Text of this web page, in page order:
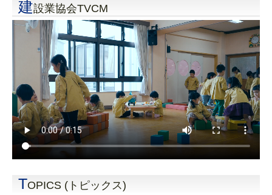
建設業協会TVCM
TOPICS (トピックス)